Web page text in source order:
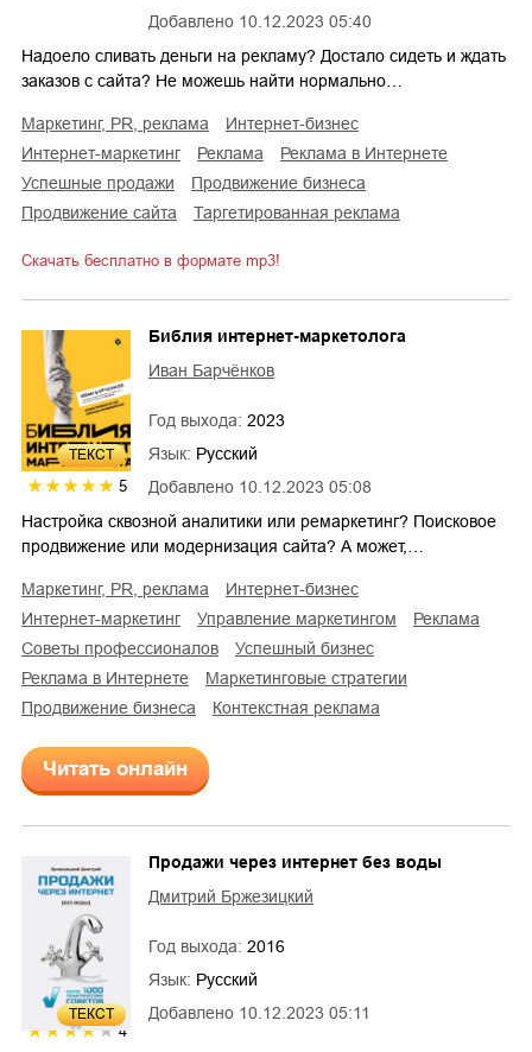
Добавлено 10.12.2023 05:40
Надоело сливать деньги на рекламу? Достало сидеть и ждать
заказов с сайта? Не можешь найти нормально…
маркетинг, PR, реклама
интернет-бизнес
интернет-маркетинг
реклама
реклама в Интернете
успешные продажи
продвижение бизнеса
продвижение сайта
таргетированная реклама
Скачать бесплатно в формате mp3!
ТЕКСТ
5 Добавлено 10.12.2023 05:08
Библия интернет-маркетолога
Иван Барчёнков
Год выхода: 2023
Язык: Русский
Настройка сквозной аналитики или ремаркетинг? Поисковое
продвижение или модернизация сайта? А может,…
маркетинг, PR, реклама
интернет-бизнес
интернет-маркетинг
управление маркетингом
реклама
советы профессионалов
успешный бизнес
реклама в Интернете
маркетинговые стратегии
продвижение бизнеса
контекстная реклама
Читать онлайн
ТЕКСТ
4
Добавлено 10.12.2023 05:11
Продажи через интернет без воды
Дмитрий Бржезицкий
Год выхода: 2016
Язык: Русский